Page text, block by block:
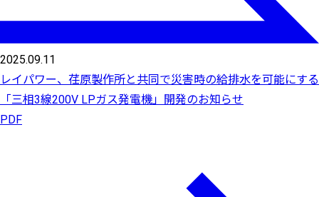
2025.09.11
レイパワー、荏原製作所と共同で災害時の給排水を可能にする
「三相3線200V LPガス発電機」開発のお知らせ
PDF